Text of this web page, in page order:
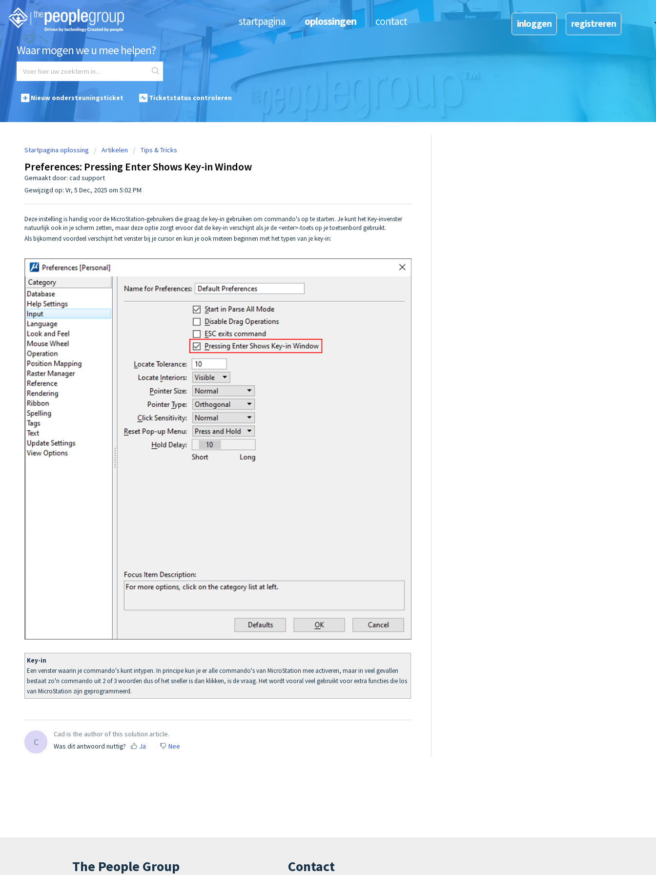
Waar mogen we u mee helpen?
Nieuw ondersteuningsticket Ticketstatus controleren
startpagina oplossingen contact Dutch
Startpagina oplossing Artikelen Tips & Tricks
Preferences: Pressing Enter Shows Key-in Window
Gemaakt door: cad support
Gewijzigd op: Vr, 5 Dec, 2025 om 5:02 PM
Deze instelling is handig voor de MicroStation-gebruikers die graag de key-in gebruiken om commando's op te starten. Je kunt het Key-invenster
natuurlijk ook in je scherm zetten, maar deze optie zorgt ervoor dat de key-in verschijnt als je de <enter>-toets op je toetsenbord gebruikt.
Als bijkomend voordeel verschijnt het venster bij je cursor en kun je ook meteen beginnen met het typen van je key-in:
Key-in
Een venster waarin je commando's kunt intypen. In principe kun je er alle commando's van MicroStation mee activeren, maar in veel gevallen
bestaat zo'n commando uit 2 of 3 woorden dus of het sneller is dan klikken, is de vraag. Het wordt vooral veel gebruikt voor extra functies die los
van MicroStation zijn geprogrammeerd.
C
Cad is the author of this solution article.
Was dit antwoord nuttig?
Ja Nee
The People Group Contact